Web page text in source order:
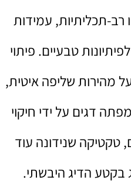
רב-תכליתיות, עמידות
טבעיים. פיתוי
מהירות שליפה איטית,
דגים על ידי חיקוי
שנידונה עוד
בקטע הדיג היבשתי.